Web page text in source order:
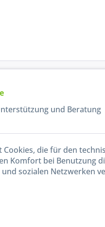
und Beratung
770
Uhr
Cookies, die für den
Komfort bei Benutzung
sozialen Netzwerken